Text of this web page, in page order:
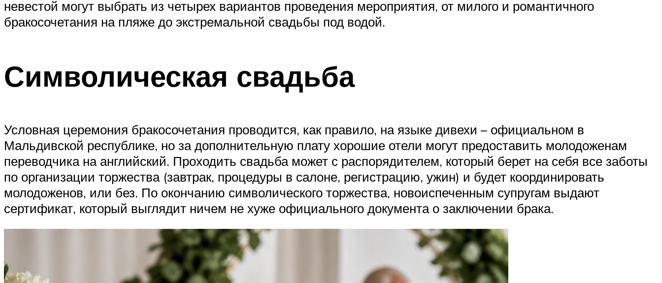
невестой могут выбрать из четырех вариантов проведения мероприятия, от милого и романтичного
бракосочетания на пляже до экстремальной свадьбы под водой.
Символическая свадьба
Условная церемония бракосочетания проводится, как правило, на языке дивехи – официальном в
Мальдивской республике, но за дополнительную плату хорошие отели могут предоставить молодоженам
переводчика на английский. Проходить свадьба может с распорядителем, который берет на себя все заботы
по организации торжества (завтрак, процедуры в салоне, регистрацию, ужин) и будет координировать
молодоженов, или без. По окончанию символического торжества, новоиспеченным супругам выдают
сертификат, который выглядит ничем не хуже официального документа о заключении брака.